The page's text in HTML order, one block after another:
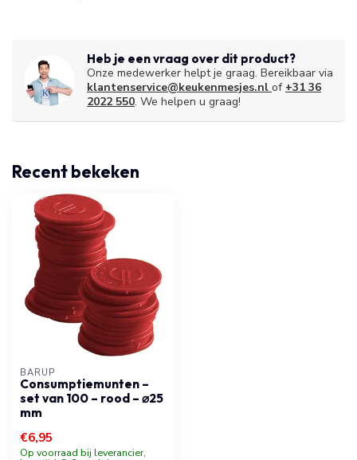
Heb je een vraag over dit product?
Onze medewerker helpt je graag. Bereikbaar via
klantenservice@keukenmesjes.nl of +31 36
2022 550. We helpen u graag!
Recent bekeken
BARUP
Consumptiemunten –
set van 100 – rood – ⌀25
mm
€6,95
Op voorraad bij leverancier,